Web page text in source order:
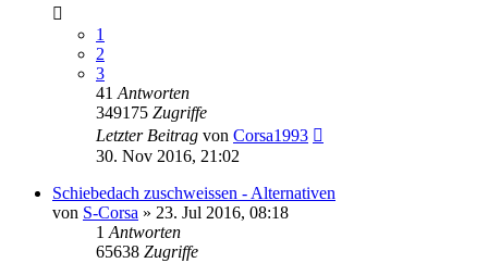
1
2
3
41 Antworten
349175 Zugriffe
Letzter Beitrag von Corsa1993
30. Nov 2016, 21:02
Schiebedach zuschweissen - Alternativen
von S-Corsa » 23. Jul 2016, 08:18
1 Antworten
65638 Zugriffe